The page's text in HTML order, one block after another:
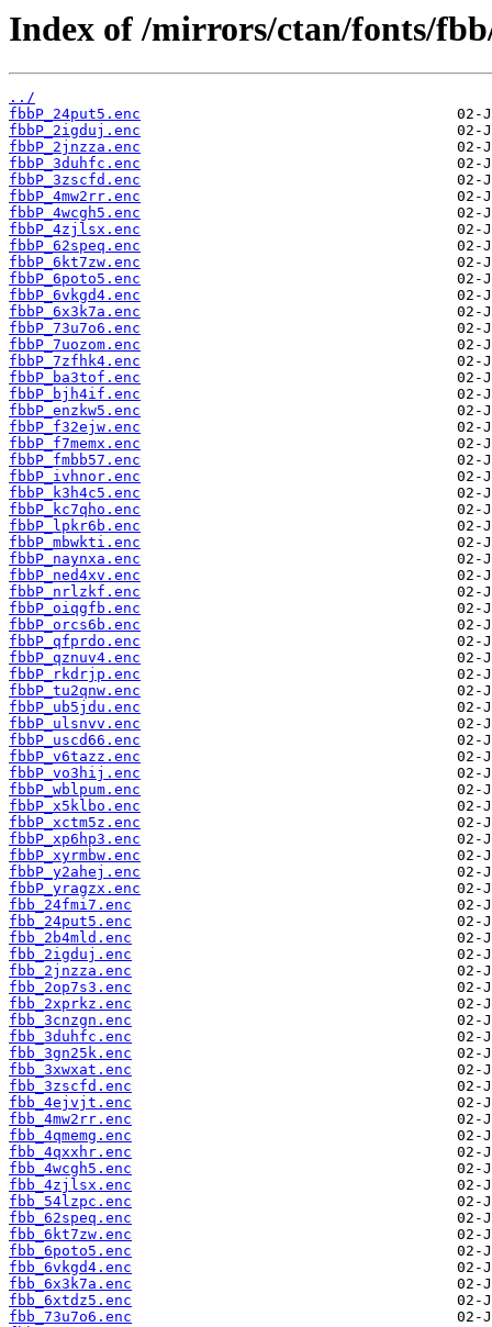
Index of /mirrors/ctan/fonts/
../
fbbP_24put5.enc
fbbP_2igduj.enc
fbbP_2jnzza.enc
fbbP_3duhfc.enc
fbbP_3zscfd.enc
fbbP_4mw2rr.enc
fbbP_4wcgh5.enc
fbbP_4zjlsx.enc
fbbP_62speq.enc
fbbP_6kt7zw.enc
fbbP_6poto5.enc
fbbP_6vkgd4.enc
fbbP_6x3k7a.enc
fbbP_73u7o6.enc
fbbP_7uozom.enc
fbbP_7zfhk4.enc
fbbP_ba3tof.enc
fbbP_bjh4if.enc
fbbP_enzkw5.enc
fbbP_f32ejw.enc
fbbP_f7memx.enc
fbbP_fmbb57.enc
fbbP_ivhnor.enc
fbbP_k3h4c5.enc
fbbP_kc7qho.enc
fbbP_lpkr6b.enc
fbbP_mbwkti.enc
fbbP_naynxa.enc
fbbP_ned4xv.enc
fbbP_nrlzkf.enc
fbbP_oiqgfb.enc
fbbP_orcs6b.enc
fbbP_qfprdo.enc
fbbP_qznuv4.enc
fbbP_rkdrjp.enc
fbbP_tu2qnw.enc
fbbP_ub5jdu.enc
fbbP_ulsnvv.enc
fbbP_uscd66.enc
fbbP_v6tazz.enc
fbbP_vo3hij.enc
fbbP_wblpum.enc
fbbP_x5klbo.enc
fbbP_xctm5z.enc
fbbP_xp6hp3.enc
fbbP_xyrmbw.enc
fbbP_y2ahej.enc
fbbP_yragzx.enc
fbb_24fmi7.enc
fbb_24put5.enc
fbb_2b4mld.enc
fbb_2igduj.enc
fbb_2jnzza.enc
fbb_2op7s3.enc
fbb_2xprkz.enc
fbb_3cnzgn.enc
fbb_3duhfc.enc
fbb_3gn25k.enc
fbb_3xwxat.enc
fbb_3zscfd.enc
fbb_4ejvjt.enc
fbb_4mw2rr.enc
fbb_4qmemg.enc
fbb_4qxxhr.enc
fbb_4wcgh5.enc
fbb_4zjlsx.enc
fbb_54lzpc.enc
fbb_62speq.enc
fbb_6kt7zw.enc
fbb_6poto5.enc
fbb_6vkgd4.enc
fbb_6x3k7a.enc
fbb_6xtdz5.enc
fbb_73u7o6.enc